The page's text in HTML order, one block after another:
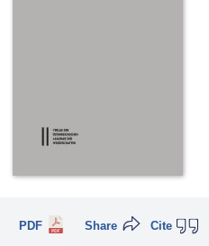
PDF Cite
Share